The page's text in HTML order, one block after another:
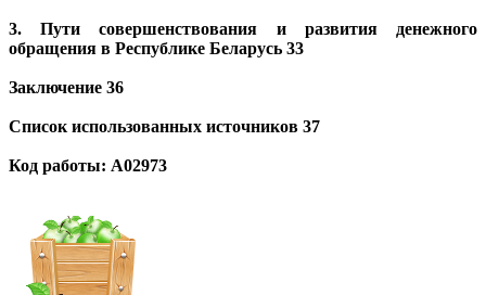
3. Пути совершенствования и развития денежного
обращения в Республике Беларусь 33
Заключение 36
Список использованных источников 37
Код работы: А02973